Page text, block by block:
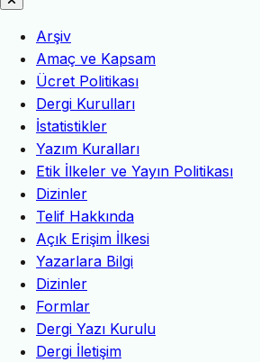
Arşiv
Amaç ve Kapsam
Ücret Politikası
Dergi Kurulları
İstatistikler
Yazım Kuralları
Etik İlkeler ve Yayın Politikası
Dizinler
Telif Hakkında
Açık Erişim İlkesi
Yazarlara Bilgi
Dizinler
Formlar
Dergi Yazı Kurulu
Dergi İletişim